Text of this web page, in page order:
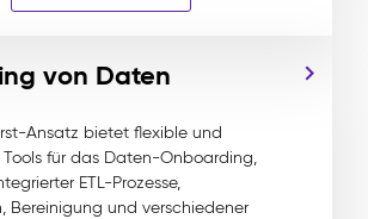
von Daten
Ansatz bietet flexible und
Tools für das Daten-Onboarding,
ETL-Prozesse,
Bereinigung und verschiedener